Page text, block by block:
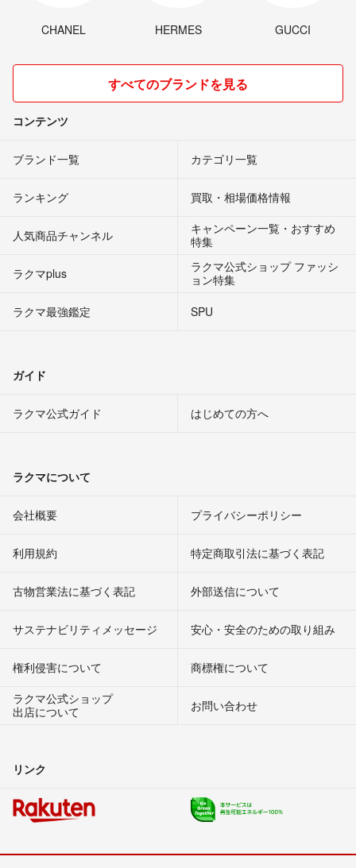
CHANEL HERMES GUCCI
すべてのブランドを見る
コンテンツ
ブランド一覧 カテゴリ一覧
ランキング 買取・相場価格情報
人気商品チャンネル
キャンペーン一覧・おすすめ
特集
ラクマplus
ラクマ公式ショップ ファッシ
ョン特集
ラクマ最強鑑定
SPU
ガイド
ラクマ公式ガイド はじめての方へ
ラクマについて
会社概要 プライバシーポリシー
利用規約 特定商取引法に基づく表記
古物営業法に基づく表記 外部送信について
サステナビリティメッセージ 安心・安全のための取り組み
権利侵害について
商標権について
ラクマ公式ショップ
出店について
お問い合わせ
リンク